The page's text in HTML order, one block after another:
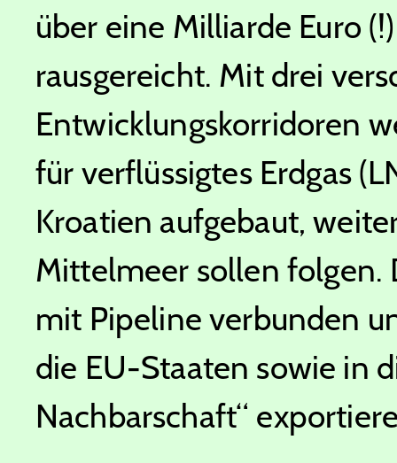
über eine Milliarde Euro
rausgereicht. Mit drei
Entwicklungskorridoren
für verflüssigtes Erdgas
Kroatien aufgebaut,
Mittelmeer sollen folgen.
mit Pipeline verbunden
die EU-Staaten sowie in
Nachbarschaft“